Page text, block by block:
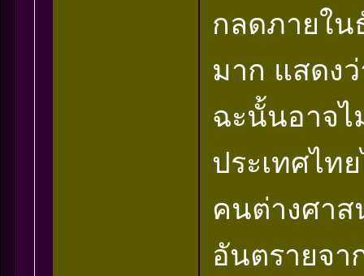
กลดภายใน
มาก แสดง
ฉะนั้นอาจ
ประเทศไท
คนต่างศาส
อันตรายจ